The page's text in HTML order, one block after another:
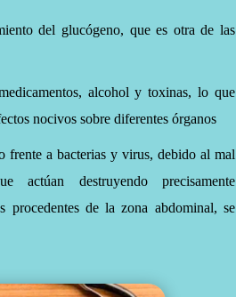
del glucógeno, que es otra de las
alcohol y toxinas, lo que
nocivos sobre diferentes órganos
frente a bacterias y virus, debido al mal
actúan destruyendo precisamente
procedentes de la zona abdominal, se